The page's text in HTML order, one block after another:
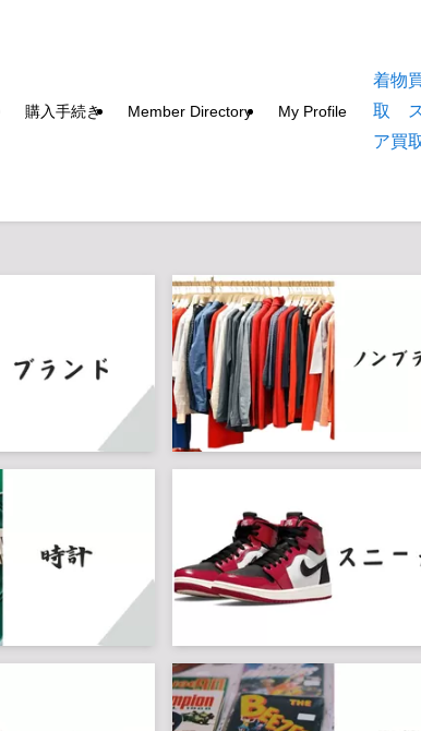
購入手続き Member Directory My Profile
着物
取
ア買